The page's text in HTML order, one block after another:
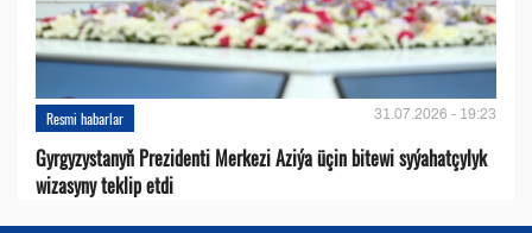
Resmi habarlar 31.07.2026 - 19:23
Gyrgyzystanyň Prezidenti Merkezi Aziýa üçin bitewi syýahatçylyk
wizasyny teklip etdi